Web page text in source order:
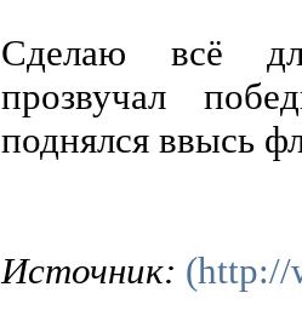
Сделаю всё
прозвучал
поднялся ввысь
Источник: (http://